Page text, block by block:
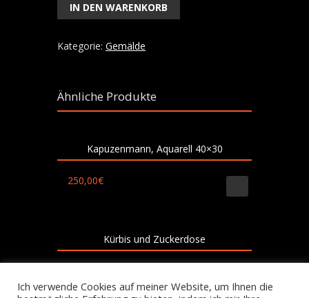
Aquarell
cm
IN DEN WARENKORB
Kategorie: Gemälde
Ähnliche Produkte
Kapuzenmann, Aquarell 40×30
250,00€
Kürbis und Zuckerdose
Ich verwende Cookies auf meiner Website, um Ihnen die